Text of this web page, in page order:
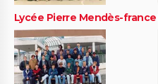
Lycée Pierre Mendès-france